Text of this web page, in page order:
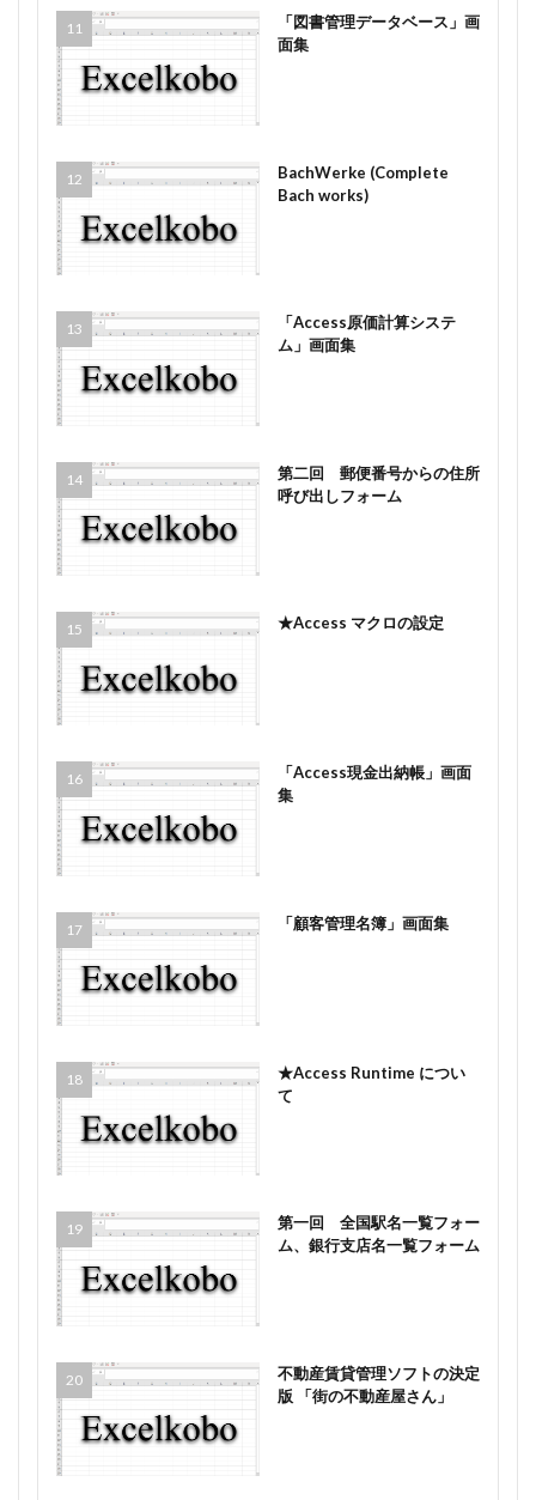
「図書管理データベース」画
面集
BachWerke (Complete
Bach works)
「Access原価計算システ
ム」画面集
第二回 郵便番号からの住所
呼び出しフォーム
★Access マクロの設定
「Access現金出納帳」画面
集
「顧客管理名簿」画面集
★Access Runtime につい
て
第一回 全国駅名一覧フォー
ム、銀行支店名一覧フォーム
不動産賃貸管理ソフトの決定
版 「街の不動産屋さん」